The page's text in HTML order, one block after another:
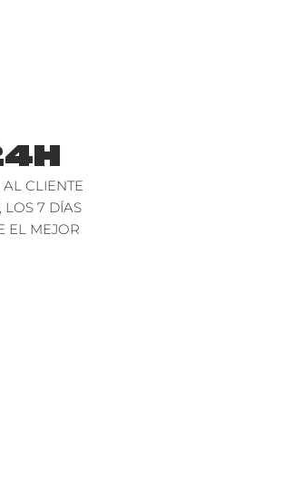
CLIENTE
LOS 7 DÍAS
EL MEJOR